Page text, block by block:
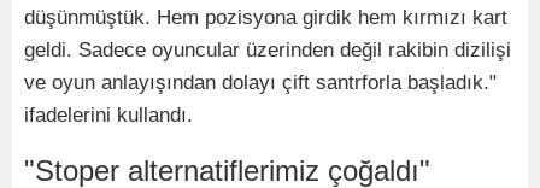
düşünmüştük. Hem pozisyona girdik hem kırmızı kart
geldi. Sadece oyuncular üzerinden değil rakibin dizilişi
ve oyun anlayışından dolayı çift santrforla başladık."
ifadelerini kullandı.
"Stoper alternatiflerimiz çoğaldı"